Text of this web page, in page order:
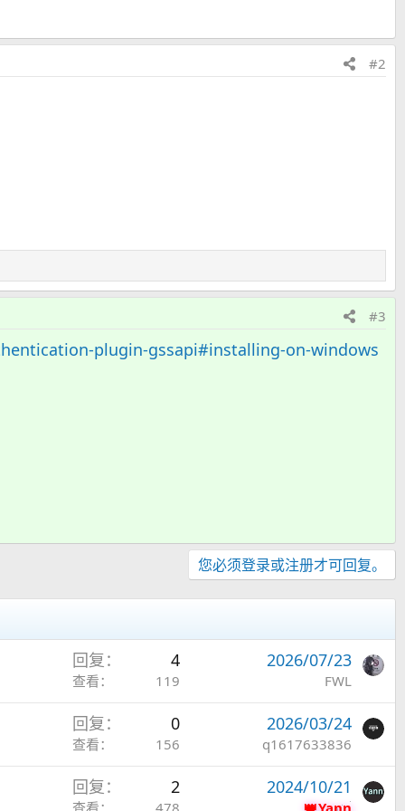
#2
#3
plugin-gssapi#installing-on-windows
您必须登录或注册才可回复。
回复 4
查看 119
2026/07/23
FWL
回复 0
查看 156
2026/03/24
q1617633836
回复 2 2024/10/21